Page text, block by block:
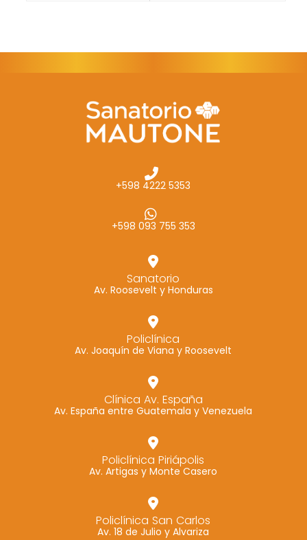
+598 4222 5353
+598 093 755 353
Sanatorio
Av. Roosevelt y Honduras
Policlínica
Av. Joaquín de Viana y Roosevelt
Clínica Av. España
Av. España entre Guatemala y Venezuela
Policlínica Piriápolis
Av. Artigas y Monte Casero
Policlínica San Carlos
Av. 18 de Julio y Alvariza